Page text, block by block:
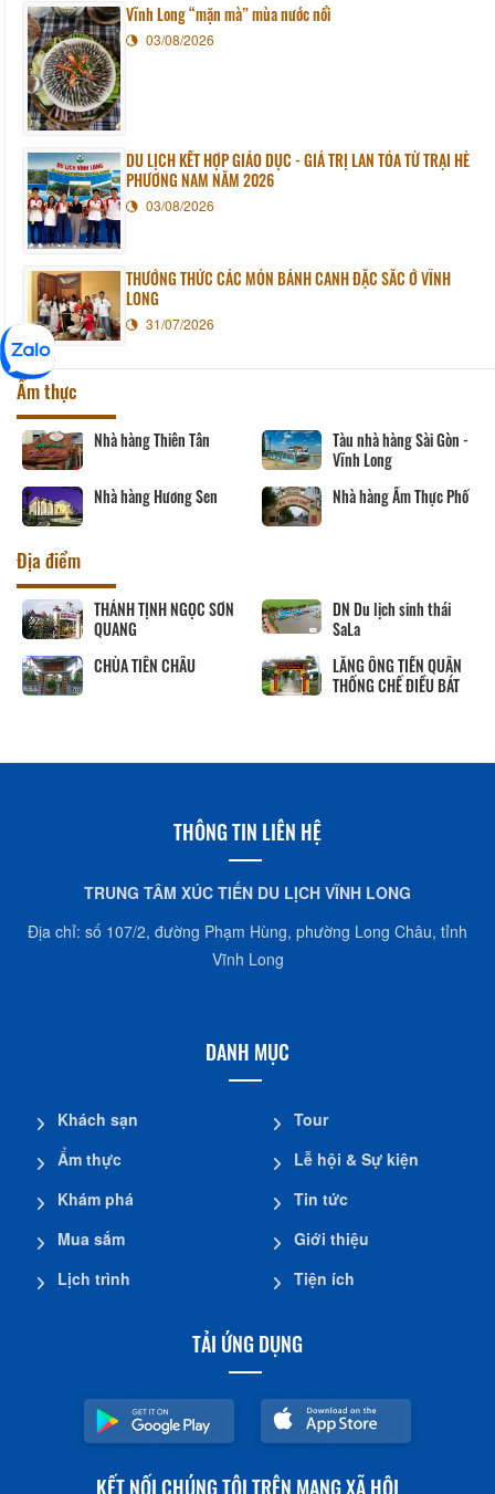
Vĩnh Long “mặn mà” mùa nước nổi
03/08/2026
DU LỊCH KẾT HỢP GIÁO DỤC - GIÁ TRỊ LAN TỎA TỪ TRẠI HÈ
PHƯƠNG NAM NĂM 2026
03/08/2026
THƯỞNG THỨC CÁC MÓN BÁNH CANH ĐẶC SẮC Ở VĨNH
LONG
31/07/2026
Ẩm thực
Nhà hàng Thiên Tân
Tàu nhà hàng Sài Gòn -
Vĩnh Long
Nhà hàng Hương Sen
Nhà hàng Ẩm Thực Phố
Địa điểm
THÁNH TỊNH NGỌC SƠN
QUANG
DN Du lịch sinh thái
SaLa
CHÙA TIÊN CHÂU
LĂNG ÔNG TIỀN QUÂN
THỐNG CHẾ ĐIỀU BÁT
THÔNG TIN LIÊN HỆ
TRUNG TÂM XÚC TIẾN DU LỊCH VĨNH LONG
Địa chỉ: số 107/2, đường Phạm Hùng, phường Long Châu, tỉnh
Vĩnh Long
DANH MỤC
Khách sạn
Ẩm thực
Khám phá
Mua sắm
Lịch trình
Tour
Lễ hội & Sự kiện
Tin tức
Giới thiệu
Tiện ích
TẢI ỨNG DỤNG
KẾT NỐI CHÚNG TÔI TRÊN MẠNG XÃ HỘI